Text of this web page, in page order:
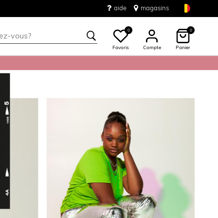
aide magasins
0
Favoris Compte
0
Panier